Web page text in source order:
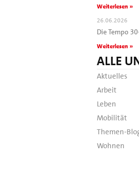
Weiterlesen »
26.06.2026
Die Tempo
Weiterlesen »
ALLE
Aktuelles
Arbeit
Leben
Mobilität
Themen-
Wohnen